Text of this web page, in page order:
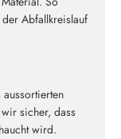
Abfallkreislauf
sicher, dass
wird.